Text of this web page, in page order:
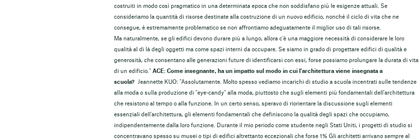
costruiti in modo così pragmatico in una determinata epoca che non soddisfano più le esigenze attuali. Se
consideriamo la quantità di risorse destinate alla costruzione di un nuovo edificio, nonché il ciclo di vita che ne
consegue, è estremamente problematico se non affrontiamo adeguatamente il miglior uso di tali risorse.
Ma naturalmente, se gli edifici devono durare più a lungo, allora c'è una maggiore necessità di considerare le loro
qualità al di là degli oggetti ma come spazi interni da occupare. Se siamo in grado di progettare edifici di qualità e
generosità, che consentano alle generazioni future di identificarsi con essi, forse possiamo prolungare la durata di vita
di un edificio." ACE: Come insegnante, ha un impatto sul modo in cui l'architettura viene insegnata a
scuola?
Jeannette KUO: "Assolutamente. Molto spesso vediamo incarichi di studio a scuola incentrati sulle tendenze
alla moda o sulla produzione di "eye-candy" alla moda, piuttosto che sugli elementi più fondamentali dell'architettura
che resistono al tempo o alla funzione. In un certo senso, speravo di riorientare la discussione sugli elementi
essenziali dell'architettura, gli elementi fondamentali che definiscono la qualità degli spazi che occupiamo,
indipendentemente dalla loro funzione. Durante il mio periodo come studente negli Stati Uniti, i progetti di studio si
concentravano spesso su musei o tipi di edifici altrettanto eccezionali che forse 1% Gli architetti arrivano sempre al